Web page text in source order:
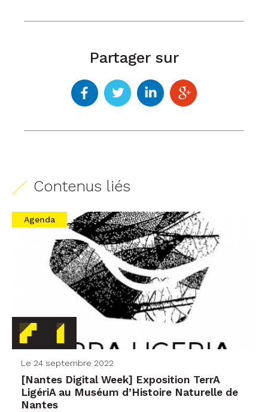
Partager sur
Contenus liés
Agenda
Le 24 septembre 2022
[Nantes Digital Week] Exposition TerrA
LigériA au Muséum d’Histoire Naturelle de
Nantes